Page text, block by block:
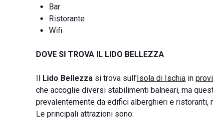
Bar
Ristorante
Wifi
DOVE SI TROVA IL LIDO BELLEZZA
Il Lido Bellezza si trova sull'Isola di Ischia in
che accoglie diversi stabilimenti balneari, ma
prevalentemente da edifici alberghieri e
Le principali attrazioni sono: